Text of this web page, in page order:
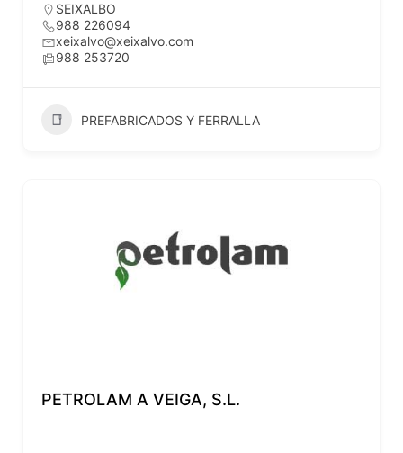
SEIXALBO
988 226094
xeixalvo@xeixalvo.com
988 253720
PREFABRICADOS Y FERRALLA
PETROLAM A VEIGA, S.L.